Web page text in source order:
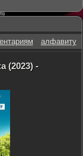
алфавиту
(2023) -